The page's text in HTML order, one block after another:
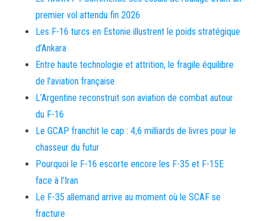
premier vol attendu fin 2026
Les F-16 turcs en Estonie illustrent le poids stratégique
d’Ankara
Entre haute technologie et attrition, le fragile équilibre
de l’aviation française
L’Argentine reconstruit son aviation de combat autour
du F-16
Le GCAP franchit le cap : 4,6 milliards de livres pour le
chasseur du futur
Pourquoi le F-16 escorte encore les F-35 et F-15E
face à l’Iran
Le F-35 allemand arrive au moment où le SCAF se
fracture